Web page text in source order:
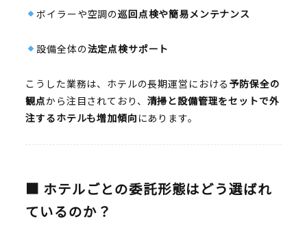
ボイラーや空調の巡回点検や簡易メンテナンス
設備全体の法定点検サポート
こうした業務は、ホテルの長期運営における 予防保全の
観点から注目されており、 清掃と設備管理をセットで外
注するホテルも増加傾向 にあります。
■ ホテルごとの委託形態はどう選ばれ
ているのか？